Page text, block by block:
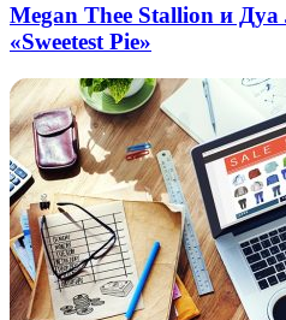
Megan Thee Stallion и
«Sweetest Pie»